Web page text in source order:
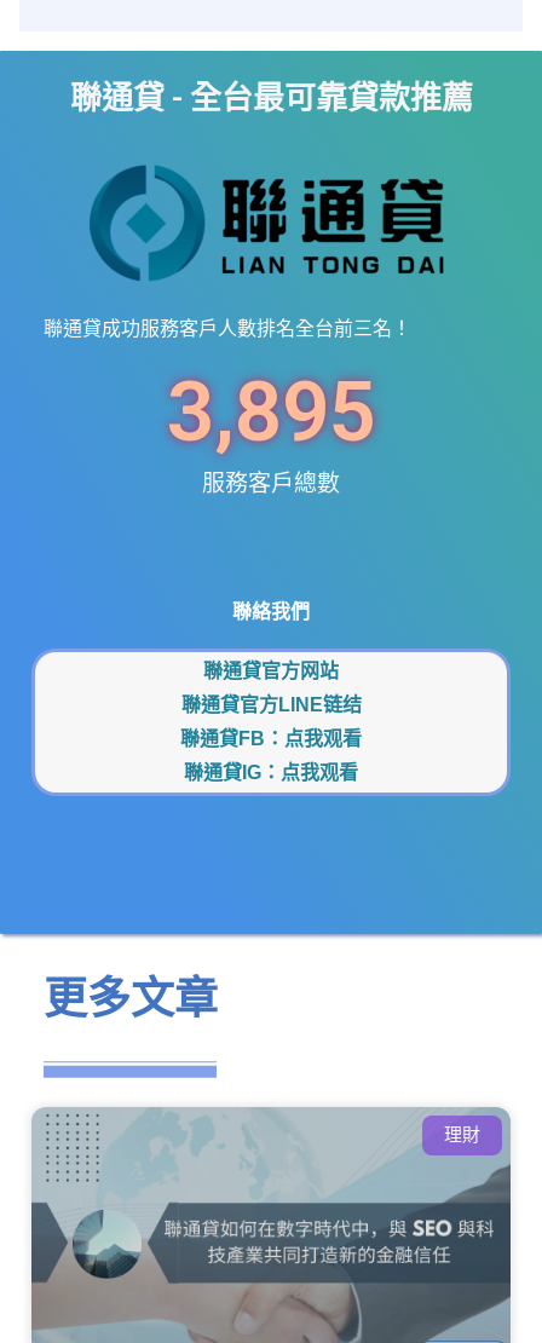
聯通貸 - 全台最可靠貸款推薦
聯通貸成功服務客戶人數排名全台前三名！
服務客戶總數
3,895
聯絡我們
聯通貸官方网站
聯通貸官方LINE链结
聯通貸FB： 点我观看
聯通貸IG： 点我观看
更多文章
理財